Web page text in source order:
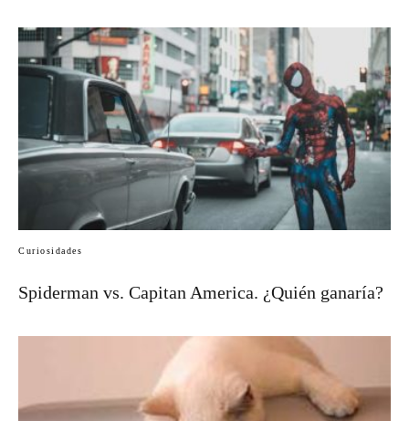
Curiosidades
Spiderman vs. Capitan America. ¿Quién ganaría?